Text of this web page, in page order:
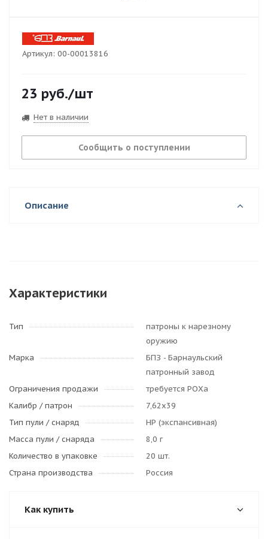
Артикул: 00-00013816
23 руб./шт
Нет в наличии
Сообщить о поступлении
Описание
Характеристики
Тип
патроны к нарезному
оружию
Марка
БПЗ - Барнаульский
патронный завод
Ограничения продажи
требуется РОХа
Калибр / патрон
7,62x39
Тип пули / cнаряд
НР (экспансивная)
Масса пули / снаряда
8,0 г
Количество в упаковке
20 шт.
Страна производства
Россия
Как купить